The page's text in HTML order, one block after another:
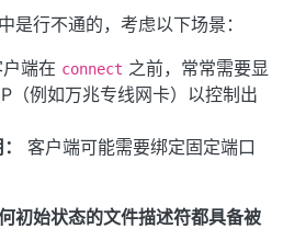
是行不通的，考虑以下场景：
端在 connect 之前，常常需要显
（例如万兆专线网卡）以控制出
客户端可能需要绑定固定端口
初始状态的文件描述符都具备被